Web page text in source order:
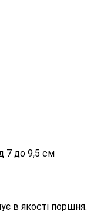
7 до 9,5 см
в якості поршня.